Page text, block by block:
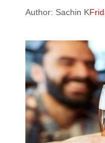
Author: Sachin K